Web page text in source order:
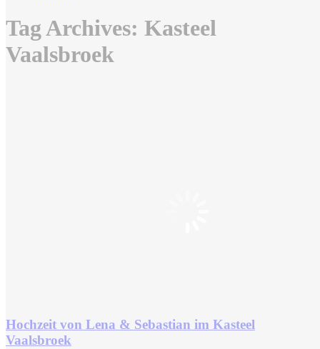
Tag Archives: Kasteel
Vaalsbroek
Hochzeit von Lena & Sebastian im Kasteel
Vaalsbroek